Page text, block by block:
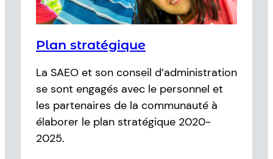
Plan stratégique
La SAEO et son conseil d’administration
se sont engagés avec le personnel et
les partenaires de la communauté à
élaborer le plan stratégique 2020-
2025.